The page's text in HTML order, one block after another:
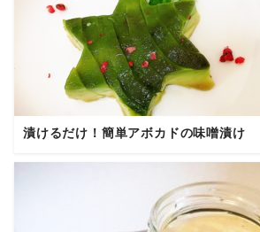
漬けるだけ！簡単アボカドの味噌漬け